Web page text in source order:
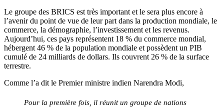
Le groupe des BRICS est très important et le sera plus encore à
l’avenir du point de vue de leur part dans la production mondiale, le
commerce, la démographie, l’investissement et les revenus.
Aujourd’hui, ces pays représentent 18 % du commerce mondial,
hébergent 46 % de la population mondiale et possèdent un PIB
cumulé de 24 milliards de dollars. Ils couvrent 26 % de la surface
terrestre.
Comme l’a dit le Premier ministre indien Narendra Modi,
Pour la première fois, il réunit un groupe de nations